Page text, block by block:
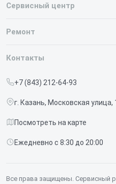
Сервисный центр
О нашем сервисе
Срочный ремонт
Доставка и способы оплаты
Диагностика
Контакты
Ремонт
Iphone
Контакты
+7 (843) 212-64-93
г. Казань, Московская улица,
Посмотреть на карте
Ежедневно с 8:30 до 20:00
Все права защищены. Сервисный